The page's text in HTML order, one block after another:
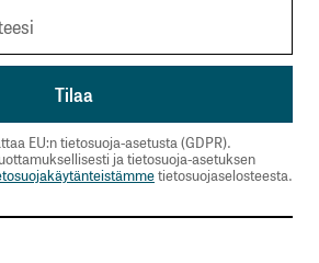
EU:n tietosuoja-asetusta (GDPR).
ja tietosuoja-asetuksen
tietosuojaselosteesta.